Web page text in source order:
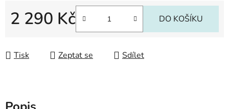
2 290 Kč DO KOŠÍKU
Tisk Zeptat se Sdílet